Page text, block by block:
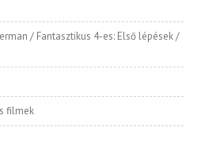
/ Fantasztikus 4-es: Első lépések /
filmek